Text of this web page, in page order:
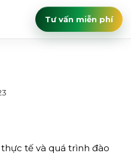
Tư vấn miễn phí
tế và quá trình đào